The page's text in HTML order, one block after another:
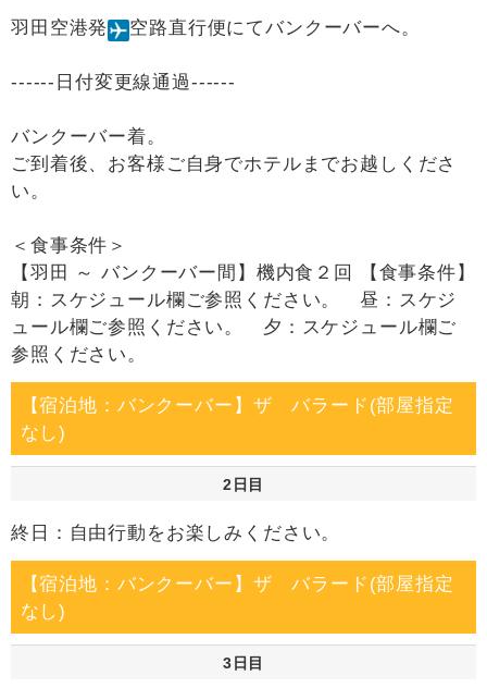
羽田空港発 空路直行便にてバンクーバーへ。
------日付変更線通過------
バンクーバー着。
ご到着後、お客様ご自身でホテルまでお越しくださ
い。
＜食事条件＞
【羽田 ～ バンクーバー間】機内食２回 【食事条件】
朝：スケジュール欄ご参照ください。 昼：スケジ
ュール欄ご参照ください。 夕：スケジュール欄ご
参照ください。
【宿泊地：バンクーバー】ザ バラード(部屋指定
なし)
2日目
終日：自由行動をお楽しみください。
【宿泊地：バンクーバー】ザ バラード(部屋指定
なし)
3日目